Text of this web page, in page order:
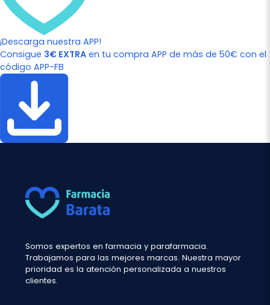
¡Descarga nuestra APP!
Consigue 3€ EXTRA en tu compra APP de más de 50€ con el
código APP-FB
Somos expertos en farmacia y parafarmacia.
Trabajamos para las mejores marcas. Nuestra mayor
prioridad es la atención personalizada a nuestros
clientes.